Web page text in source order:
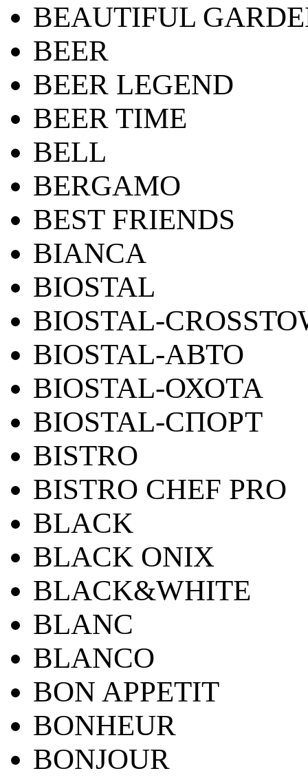
BEAUTIFUL
BEER
BEER LEGEND
BEER TIME
BELL
BERGAMO
BEST FRIENDS
BIANCA
BIOSTAL
BIOSTAL-
BIOSTAL-АВТО
BIOSTAL-ОХОТА
BIOSTAL-СПОРТ
BISTRO
BISTRO CHEF PRO
BLACK
BLACK ONIX
BLACK&WHITE
BLANC
BLANCO
BON APPETIT
BONHEUR
BONJOUR